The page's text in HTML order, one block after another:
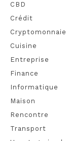
CBD
Crédit
Cryptomonnaie
Cuisine
Entreprise
Finance
Informatique
Maison
Rencontre
Transport